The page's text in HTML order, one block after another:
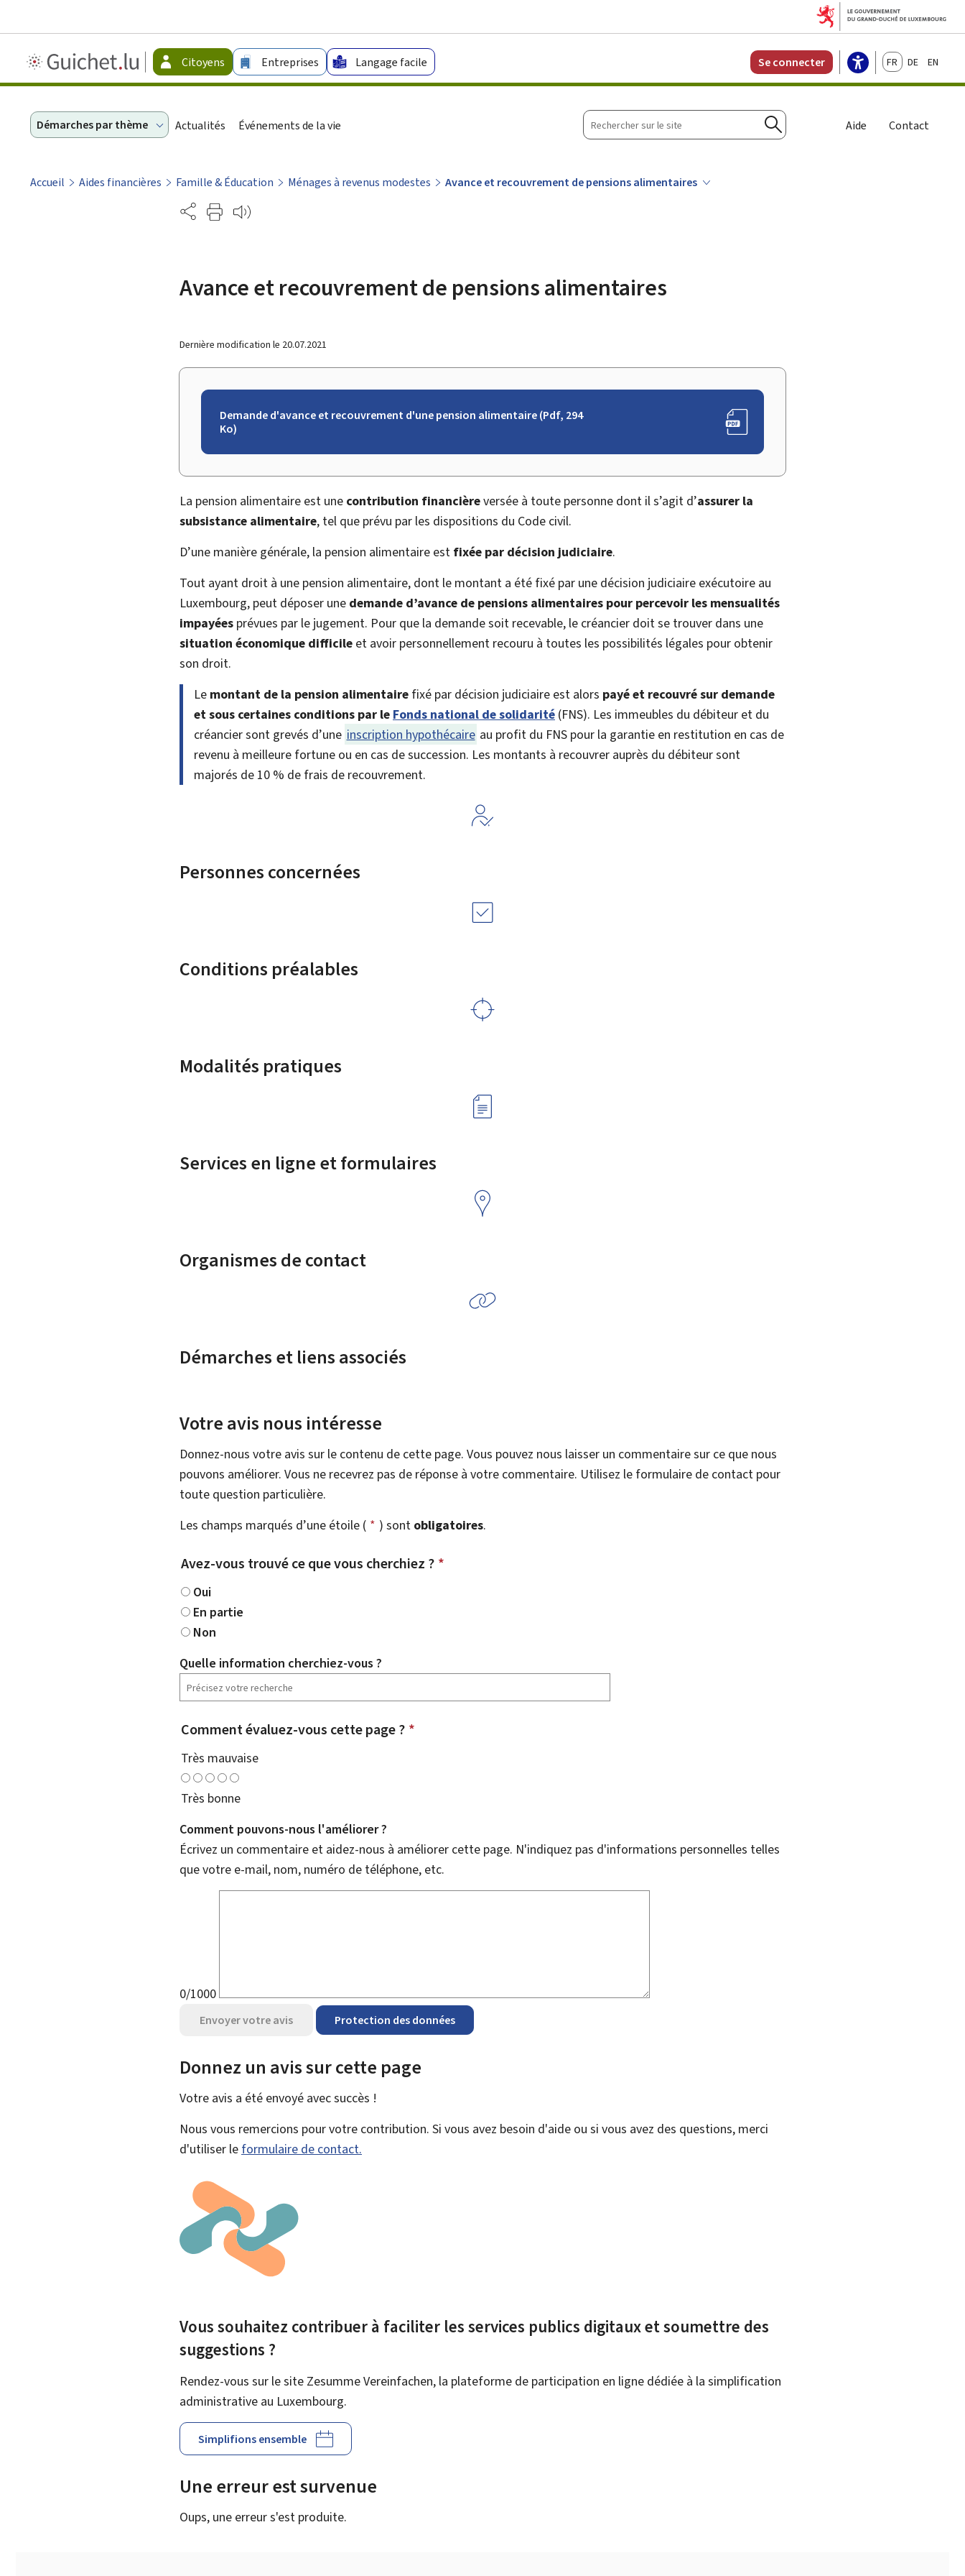
Guichet.lu
-
Citoyens Entreprises Langage facile Se connecter FrançaisDeutschEnglish
Démarches par thème Actualités Événements de la vie
Rechercher
sur
site
Rechercher
Aide Contact
Accueil Aides financières Famille & Éducation Ménages à revenus modestes
Avance et recouvrement de pensions alimentaires
Partage
Avance et recouvrement de pensions alimentaires
Dernière modification le 20.07.2021
Demande d'avance et recouvrement d'une pension alimentaire (Pdf, 294
Ko)
La pension alimentaire est une contribution financièreversée à toute personne dont il s’agit d’assurer la
subsistance alimentaire, tel que prévu par les dispositions du Code civil.
D’une manière générale, la pension alimentaire est fixée par décision judiciaire.
Tout ayant droit à une pension alimentaire, dont le montant a été fixé par une décision judiciaire exécutoire au
Luxembourg, peut déposer une demande d’avance de pensions alimentaires pour percevoir les mensualités
impayées prévues par le jugement. Pour que la demande soit recevable, le créancier doit se trouver dans une
situation économique difficile et avoir personnellement recouru à toutes les possibilités légales pour obtenir
son droit.
Le montant de la pension alimentaire fixé par décision judiciaire est alors payé et recouvré sur demande
et sous certaines conditions par le Fonds national de solidarité (FNS). Les immeubles du débiteur et du
créancier sont grevés d’une inscription hypothécaire au profit du FNS pour la garantie en restitution en cas de
revenu à meilleure fortune ou en cas de succession. Les montants à recouvrer auprès du débiteur sont
majorés de 10 % de frais de recouvrement.
Personnes concernées
Conditions préalables
Modalités pratiques
Services en ligne et formulaires
Organismes de contact
Démarches et liens associés
Votre avis nous intéresse
Donnez-nous votre avis sur le contenu de cette page. Vous pouvez nous laisser un commentaire sur ce que nous
pouvons améliorer. Vous ne recevrez pas de réponse à votre commentaire. Utilisez le formulaire de contact pour
toute question particulière.
Les champs marqués d’une étoile ( * ) sont obligatoires.
Avez-vous trouvé ce que vous cherchiez ? *
Oui
En partie
Non
Quelle information cherchiez-vous ?
Comment évaluez-vous cette page ? *
Très mauvaise
Très bonne
Comment pouvons-nous l'améliorer ?
Écrivez un commentaire et aidez-nous à améliorer cette page. N'indiquez pas d'informations personnelles telles
que votre e-mail, nom, numéro de téléphone, etc.
0/1000
Envoyer votre avis Protection des données
Donnez un avis sur cette page
Votre avis a été envoyé avecsuccès !
Nous vous remercions pour votre contribution. Si vous avez besoin d'aide ou si vous avez des questions, merci
d'utiliser le formulaire de contact.
Vous souhaitez contribuer à faciliter les services publics digitaux et soumettre des
suggestions ?
Rendez-vous sur le site Zesumme Vereinfachen, la plateforme de participation en ligne dédiée à la simplification
administrative au Luxembourg.
Simplifions ensemble
Une erreur est survenue
Oups, une erreur s'est produite.